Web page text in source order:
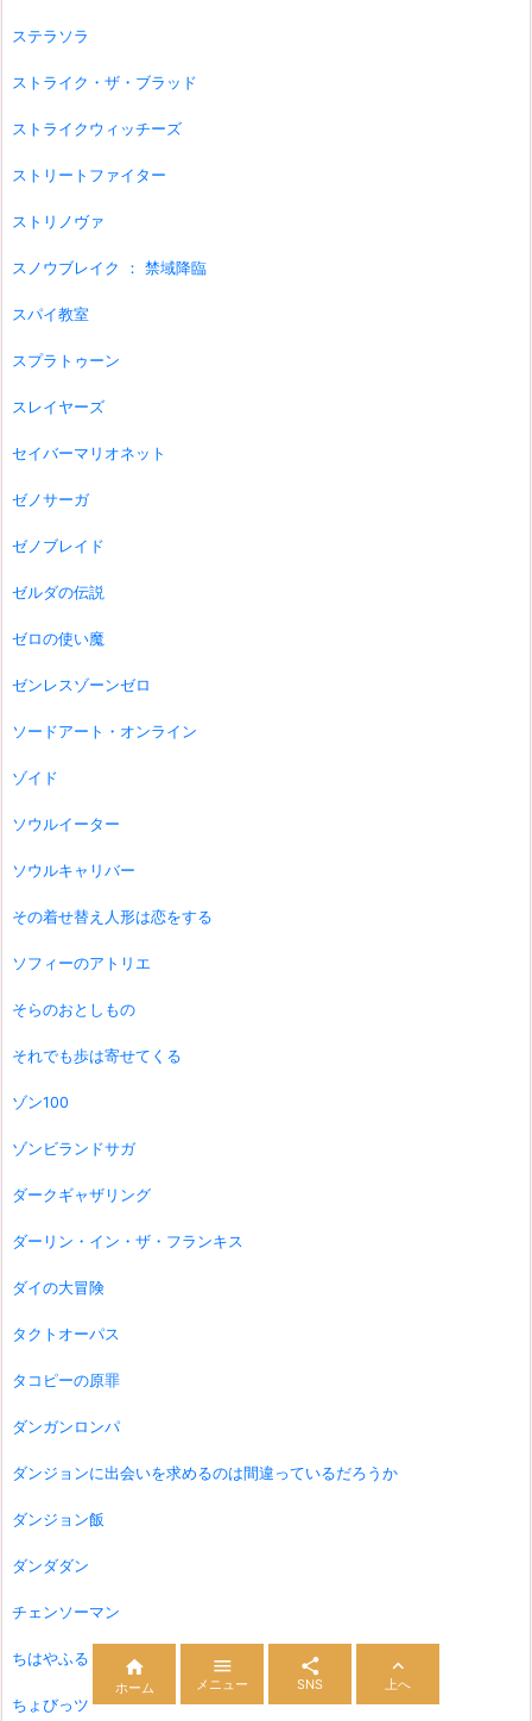
ステラソラ
ストライク・ザ・ブラッド
ストライクウィッチーズ
ストリートファイター
ストリノヴァ
スノウブレイク ： 禁域降臨
スパイ教室
スプラトゥーン
スレイヤーズ
セイバーマリオネット
ゼノサーガ
ゼノブレイド
ゼルダの伝説
ゼロの使い魔
ゼンレスゾーンゼロ
ソードアート・オンライン
ゾイド
ソウルイーター
ソウルキャリバー
その着せ替え人形は恋をする
ソフィーのアトリエ
そらのおとしもの
それでも歩は寄せてくる
ゾン100
ゾンビランドサガ
ダークギャザリング
ダーリン・イン・ザ・フランキス
ダイの大冒険
タクトオーパス
タコピーの原罪
ダンガンロンパ
ダンジョンに出会いを求めるのは間違っているだろうか
ダンジョン飯
ダンダダン
チェンソーマン
ちはやふる
ちょびっツ

ホーム

メニュー

SNS

上へ